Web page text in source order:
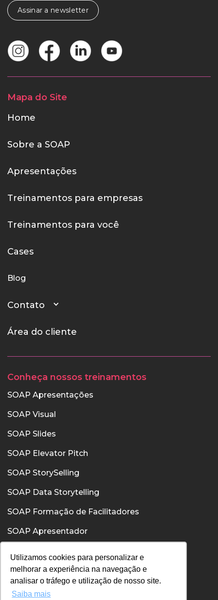
Utilizamos cookies para personalizar e
melhorar a experiência na navegação e
analisar o tráfego e utilização de nosso site.
Saiba mais
Assinar a newsletter
Mapa do Site
Home
Sobre a SOAP
Apresentações
Treinamentos para empresas
Treinamentos para você
Cases
Blog
Contato
Área do cliente
Conheça nossos treinamentos
SOAP Apresentações
SOAP Visual
SOAP Slides
SOAP Elevator Pitch
SOAP StorySelling
SOAP Data Storytelling
SOAP Formação de Facilitadores
SOAP Apresentador
SOAP Comunicação Interpessoal